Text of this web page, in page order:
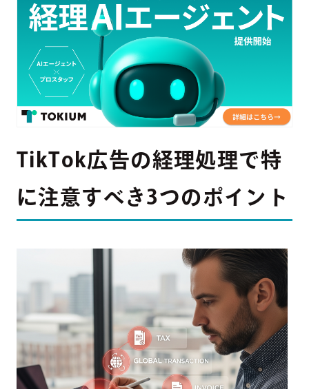
TikTok広告の経理処理で特
に注意すべき3つのポイント